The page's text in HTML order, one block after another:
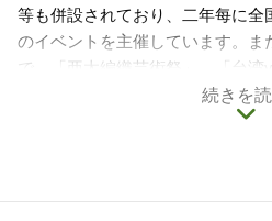
等も併設されており、二年每に
のイベントを主催しています。ま
で、「亜太編織芸術祭」、「台
展」等を企画、開催しています。
「編織工芸館」ではアジア太平洋
に見学できる貴重な場所です。
続きを